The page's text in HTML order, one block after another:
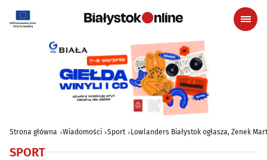
Strona główna Wiadomości Sport Lowlanders Białystok ogłasza, Zenek
SPORT